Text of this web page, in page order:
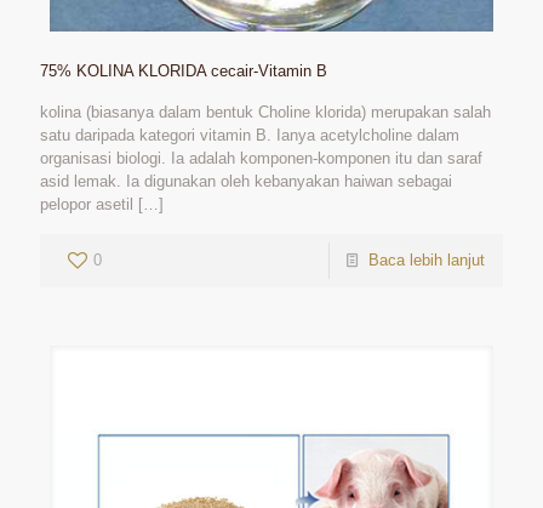
75% KOLINA KLORIDA cecair-Vitamin B
kolina (biasanya dalam bentuk Choline klorida) merupakan salah
satu daripada kategori vitamin B. Ianya acetylcholine dalam
organisasi biologi. Ia adalah komponen-komponen itu dan saraf
asid lemak. Ia digunakan oleh kebanyakan haiwan sebagai
pelopor asetil […]
0 Baca lebih lanjut